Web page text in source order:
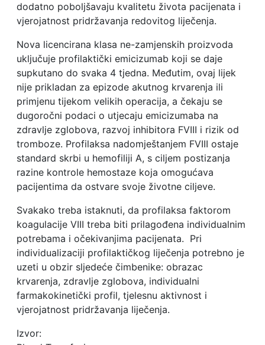
dodatno poboljšavaju kvalitetu života pacijenata i
vjerojatnost pridržavanja redovitog liječenja.
Nova licencirana klasa ne-zamjenskih proizvoda
uključuje profilaktički emicizumab koji se daje
supkutano do svaka 4 tjedna. Međutim, ovaj lijek
nije prikladan za epizode akutnog krvarenja ili
primjenu tijekom velikih operacija, a čekaju se
dugoročni podaci o utjecaju emicizumaba na
zdravlje zglobova, razvoj inhibitora FVIII i rizik od
tromboze. Profilaksa nadomještanjem FVIII ostaje
standard skrbi u hemofiliji A, s ciljem postizanja
razine kontrole hemostaze koja omogućava
pacijentima da ostvare svoje životne ciljeve.
Svakako treba istaknuti, da profilaksa faktorom
koagulacije VIII treba biti prilagođena individualnim
potrebama i očekivanjima pacijenata. Pri
individualizaciji profilaktičkog liječenja potrebno je
uzeti u obzir sljedeće čimbenike: obrazac
krvarenja, zdravlje zglobova, individualni
farmakokinetički profil, tjelesnu aktivnost i
vjerojatnost pridržavanja liječenja.
Izvor: